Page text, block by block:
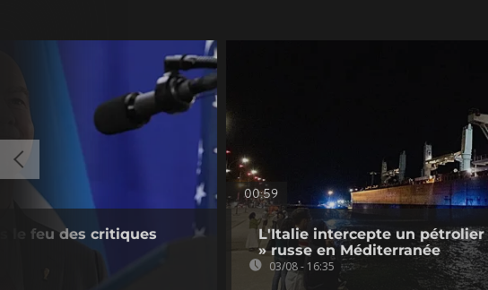
le feu des critiques
00:59
L'Italie intercepte un
» russe en Méditerranée
03/08 - 16:35